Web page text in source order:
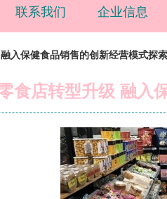
联系我们 企业信息
入保健食品销售的创新经营模式探索
食店转型升级 融入